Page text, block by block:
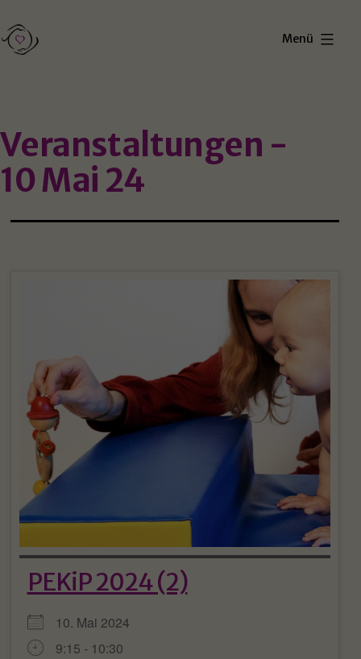
Inhalt
Geburtshilfe
Koblenz
Menü
Veranstaltungen -
10 Mai 24
PEKiP 2024 (2)
10. Mai 2024
9:15 - 10:30